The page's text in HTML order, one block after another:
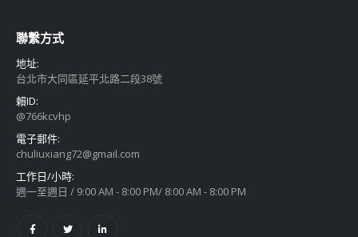
聯繫方式
地址:
台北市大同區延平北路二段38號
賴ID:
@766kcvhp
電子郵件:
chuliuxiang72@gmail.com
工作日/小時:
週一至週日 / 9:00 AM - 8:00 PM/ 8:00 AM - 8:00 PM